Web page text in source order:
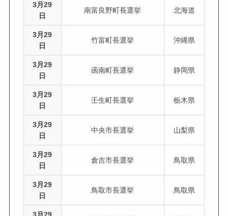
3月29
日
南富良野町長選挙 北海道
3月29
日
竹富町長選挙 沖縄県
3月29
日
函南町長選挙 静岡県
3月29
日
壬生町長選挙 栃木県
3月29
日
中央市長選挙 山梨県
3月29
日
倉吉市長選挙 鳥取県
3月29
日
鳥取市長選挙 鳥取県